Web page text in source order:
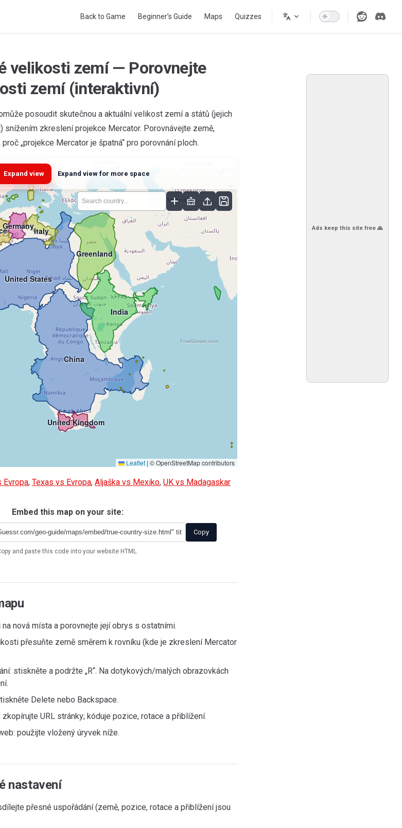
Back to Game Beginner’s Guide Maps Quizzes
Ads keep this site free 🙏
velikosti zemí — Porovnejte
zemí (interaktivní)
posoudit skutečnou a aktuální velikost zemí a států (jejich
snížením zkreslení projekce Mercator. Porovnávejte země,
„projekce Mercator je špatná“ pro porovnání ploch.
Expand view Expand view for more space
FreeGuessr.com
Greenland
United States
China
India
United Kingdom
GermanyItaly
Leaflet | © OpenStreetMap contributors
Evropa, Texas vs Evropa, Aljaška vs Mexiko, UK vs Madagaskar
Embed this map on your site:
Copy
and paste this code into your website HTML.
nová místa a porovnejte její obrys s ostatními.
přesuňte země směrem k rovníku (kde je zkreslení Mercator
stiskněte a podržte „R“. Na dotykových/malých obrazovkách
Delete nebo Backspace.
URL stránky; kóduje pozice, rotace a přiblížení.
použijte vložený úryvek níže.
nastavení
přesné uspořádání (země, pozice, rotace a přiblížení jsou